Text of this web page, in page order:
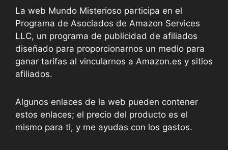
La web Mundo Misterioso participa en el
Programa de Asociados de Amazon Services
LLC, un programa de publicidad de afiliados
diseñado para proporcionarnos un medio para
ganar tarifas al vincularnos a Amazon.es y sitios
afiliados.
Algunos enlaces de la web pueden contener
estos enlaces; el precio del producto es el
mismo para ti, y me ayudas con los gastos.